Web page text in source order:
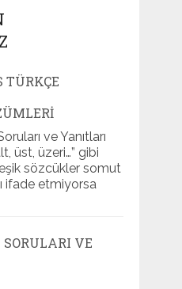
TÜRKÇE
ve Yanıtları
üst, üzeri…” gibi
sözcükler somut
ifade etmiyorsa
VE